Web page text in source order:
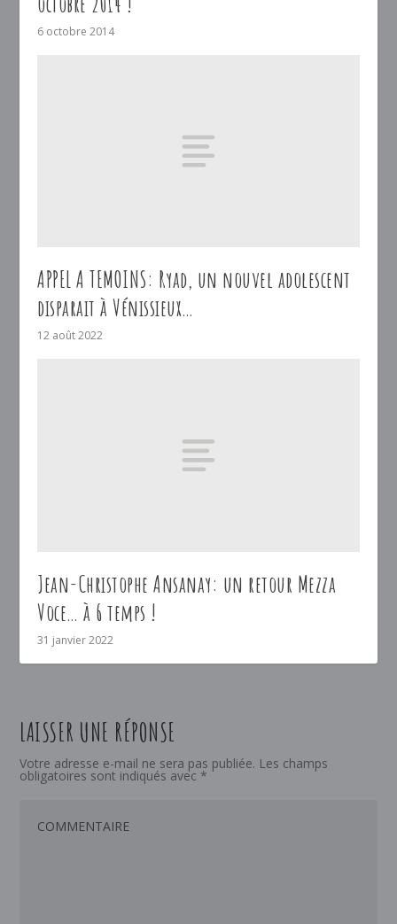
6 octobre 2014
APPEL A TEMOINS: Ryad, un nouvel adolescent
disparait à Vénissieux…
12 août 2022
Jean-Christophe Ansanay: un retour Mezza
Voce… à 6 temps !
31 janvier 2022
LAISSER UNE RÉPONSE
Votre adresse e-mail ne sera pas publiée. Les champs
obligatoires sont indiqués avec *